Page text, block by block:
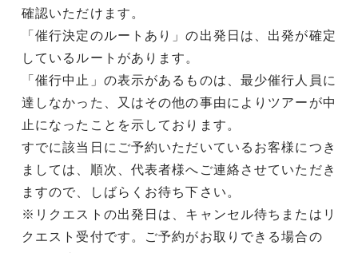
確認いただけます。
「催行決定のルートあり」の出発日は、出発が確定
しているルートがあります。
「催行中止」の表示があるものは、最少催行人員に
達しなかった、又はその他の事由によりツアーが中
止になったことを示しております。
すでに該当日にご予約いただいているお客様につき
ましては、順次、代表者様へご連絡させていただき
ますので、しばらくお待ち下さい。
※リクエストの出発日は、キャンセル待ちまたはリ
クエスト受付です。ご予約がお取りできる場合の